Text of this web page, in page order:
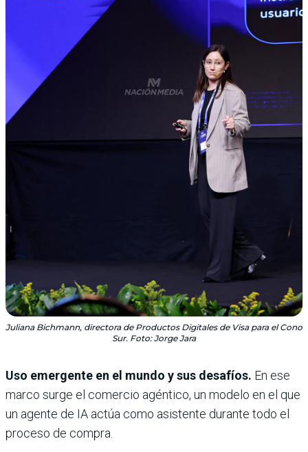
Juliana Bichmann, directora de Productos Digitales de Visa para el Cono
Sur. Foto: Jorge Jara
Uso emergente en el mundo y sus desafíos. En ese
marco surge el comercio agéntico, un modelo en el que
un agente de IA actúa como asistente durante todo el
proceso de compra.